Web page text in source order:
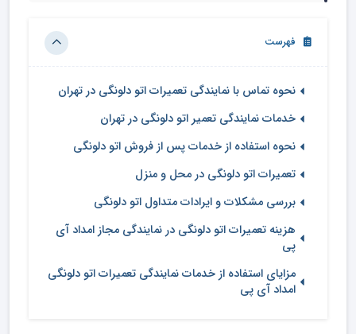
فهرست
نحوه تماس با نمایندگی تعمیرات اتو دلونگی در تهران
خدمات نمایندگی تعمیر اتو دلونگی در تهران
نحوه استفاده از خدمات پس از فروش اتو دلونگی
تعمیرات اتو دلونگی در محل و منزل
بررسی مشکلات و ایرادات متداول اتو دلونگی
هزینه تعمیرات اتو دلونگی در نمایندگی مجاز امداد آی
پی
مزایای استفاده از خدمات نمایندگی تعمیرات اتو دلونگی
امداد آی پی